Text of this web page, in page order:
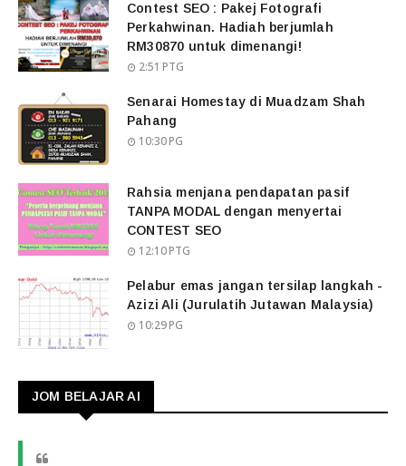
Contest SEO : Pakej Fotografi
Perkahwinan. Hadiah berjumlah
RM30870 untuk dimenangi!
2:51 PTG
Senarai Homestay di Muadzam Shah
Pahang
10:30 PG
Rahsia menjana pendapatan pasif
TANPA MODAL dengan menyertai
CONTEST SEO
12:10 PTG
Pelabur emas jangan tersilap langkah -
Azizi Ali (Jurulatih Jutawan Malaysia)
10:29 PG
JOM BELAJAR AI